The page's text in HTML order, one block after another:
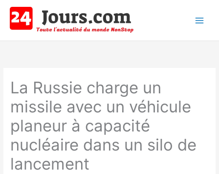
contenu
La Russie charge un
missile avec un véhicule
planeur à capacité
nucléaire dans un silo de
lancement